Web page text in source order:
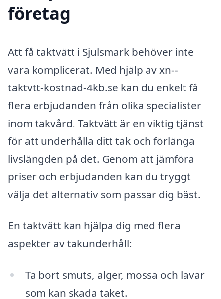
företag
Att få taktvätt i Sjulsmark behöver inte
vara komplicerat. Med hjälp av xn--
taktvtt-kostnad-4kb.se kan du enkelt få
flera erbjudanden från olika specialister
inom takvård. Taktvätt är en viktig tjänst
för att underhålla ditt tak och förlänga
livslängden på det. Genom att jämföra
priser och erbjudanden kan du tryggt
välja det alternativ som passar dig bäst.
En taktvätt kan hjälpa dig med flera
aspekter av takunderhåll:
Ta bort smuts, alger, mossa och lavar
som kan skada taket.